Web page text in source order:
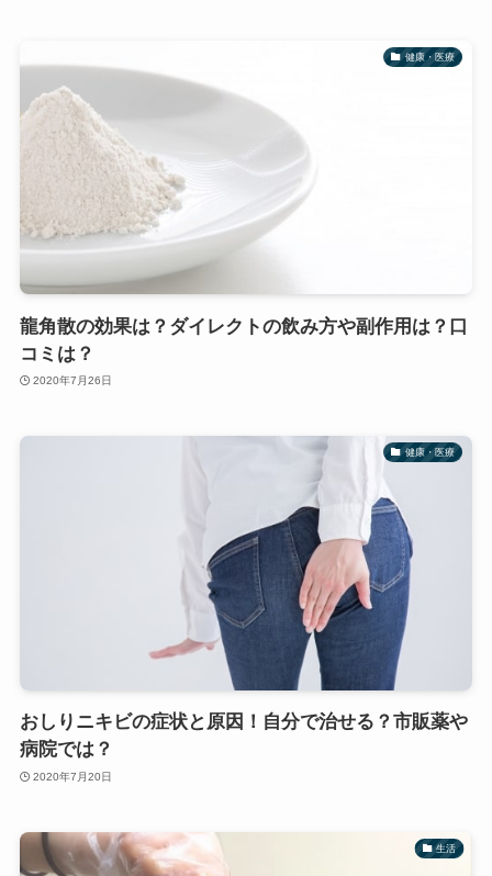
健康・医療
龍角散の効果は？ダイレクトの飲み方や副作用は？口
コミは？
2020年7月26日
健康・医療
おしりニキビの症状と原因！自分で治せる？市販薬や
病院では？
2020年7月20日
生活